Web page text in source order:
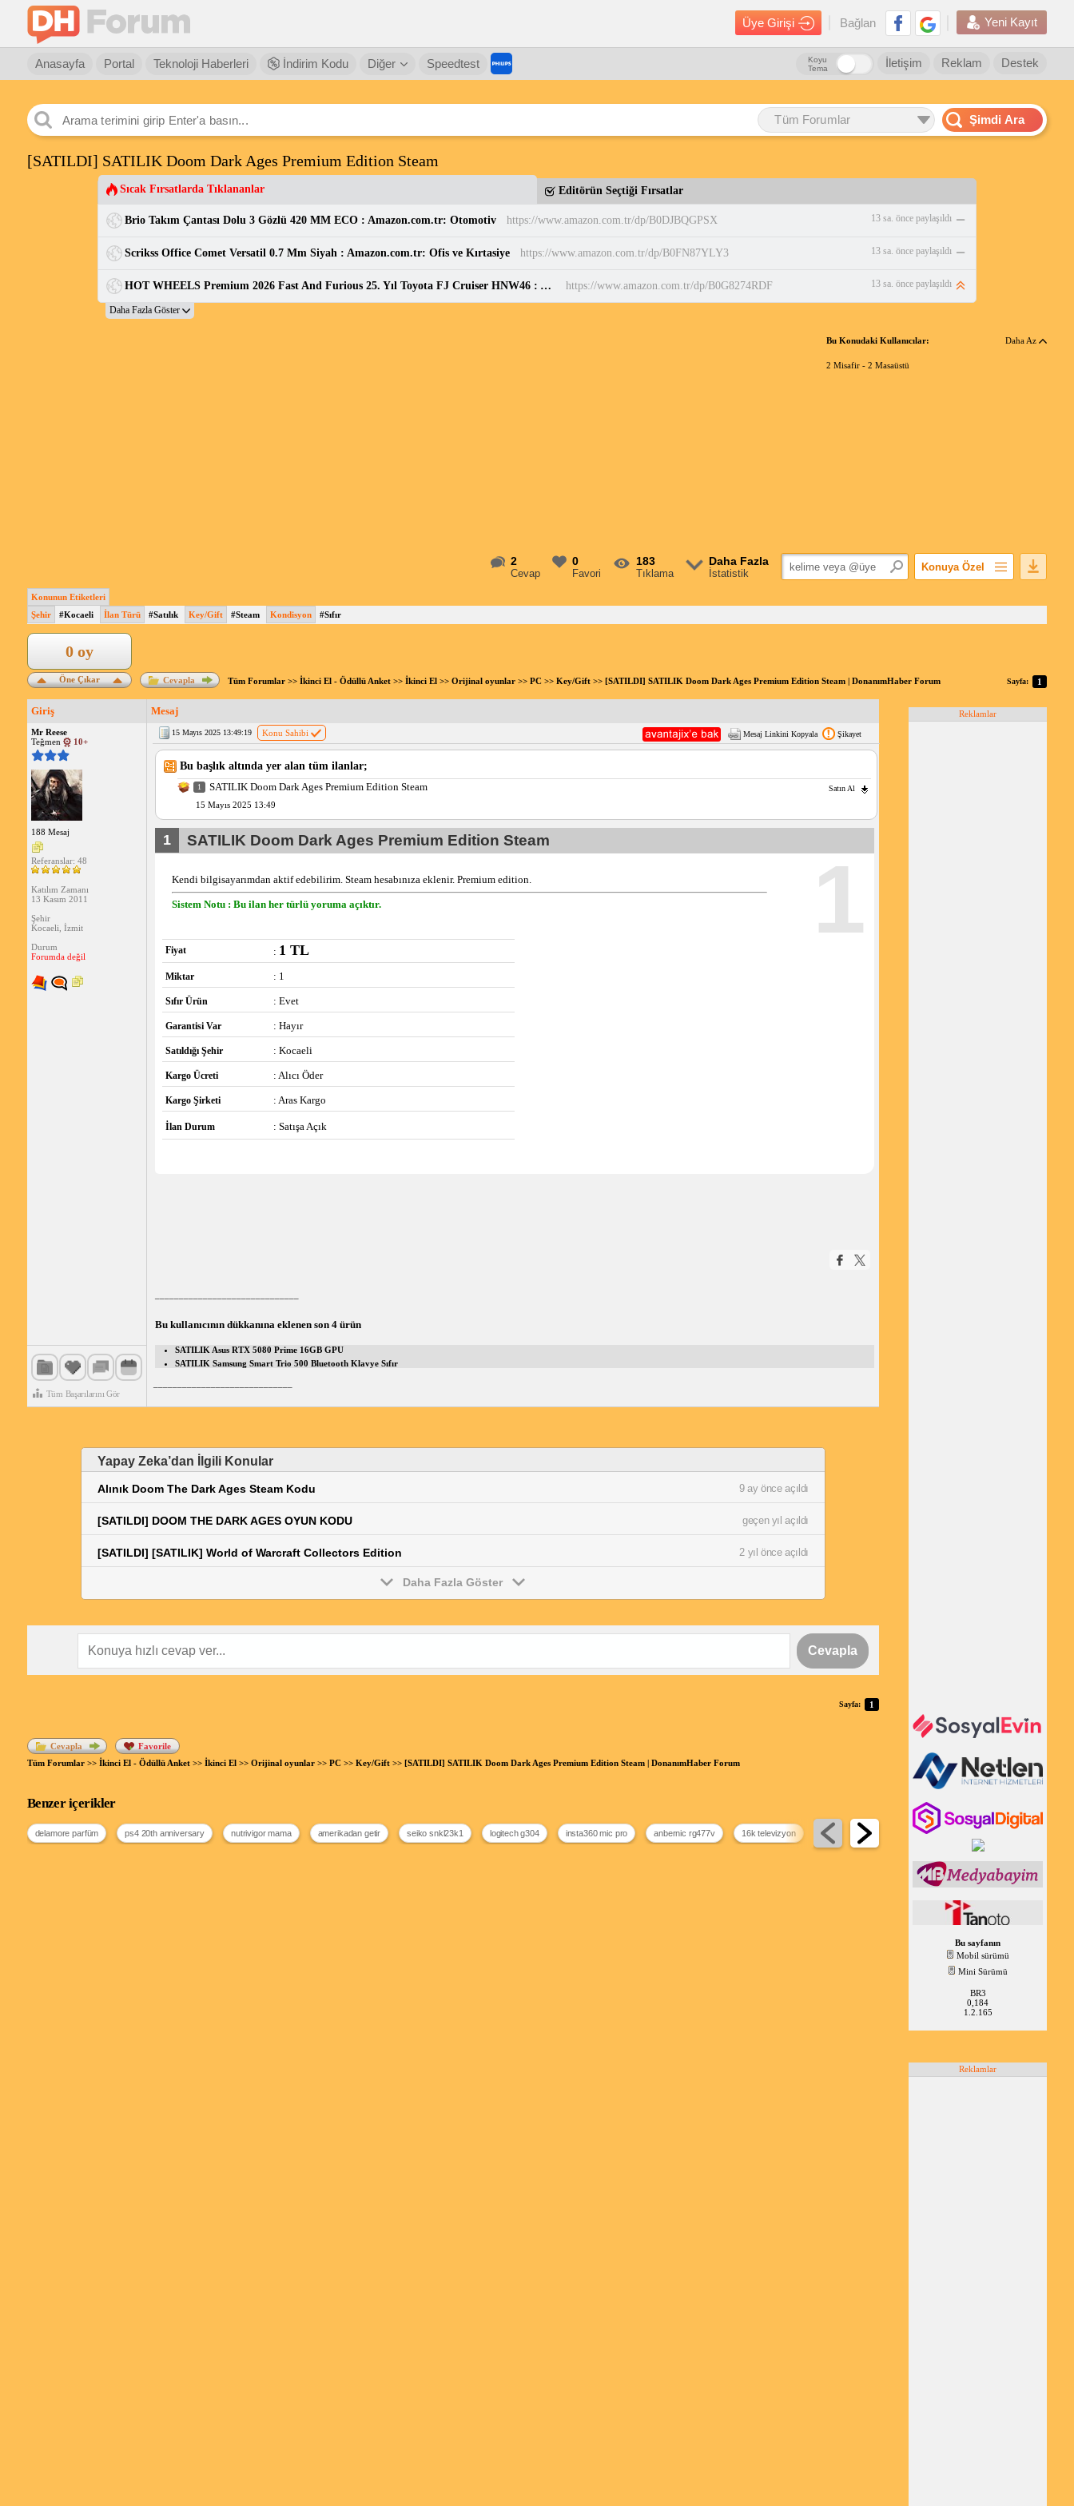
Üye Girişi Bağlan Yeni Kayıt
Anasayfa Portal Teknoloji Haberleri İndirim Kodu Diğer Speedtest Destek
Reklam
İletişim
Koyu
Tema
Tüm Forumlar Şimdi Ara
[SATILDI] SATILIK Doom Dark Ages Premium Edition Steam
Sıcak Fırsatlarda Tıklananlar Editörün Seçtiği Fırsatlar
Brio Takım Çantası Dolu 3 Gözlü 420 MM ECO : Amazon.com.tr: Otomotiv https://www.amazon.com.tr/dp/B0DJBQGPSX 13 sa. önce paylaşıldı
Scrikss Office Comet Versatil 0.7 Mm Siyah : Amazon.com.tr: Ofis ve Kırtasiye https://www.amazon.com.tr/dp/B0FN87YLY3 13 sa. önce paylaşıldı
HOT WHEELS Premium 2026 Fast And Furious 25. Yıl Toyota FJ Cruiser HNW46 : Amazon.com.tr: Oyuncak https://www.amazon.com.tr/dp/B0G8274RDF 13 sa. önce paylaşıldı
Bu Konudaki Kullanıcılar: Daha Az
2 Misafir - 2 Masaüstü
2
Cevap
0
Favori
183
Tıklama
Daha Fazla
İstatistik
Konuya Özel
Konuyu Gizle
Konunun Etiketleri
Şehir
#Kocaeli İlan Türü #Satılık Key/Gift #Steam Kondisyon #Sıfır
Öne Çıkar
0 oy
Cevapla Tüm Forumlar>> İkinci El - Ödüllü Anket>> İkinci El>> Orijinal oyunlar>> PC>> Key/Gift>> [SATILDI] SATILIK Doom Dark Ages Premium Edition Steam | DonanımHaber Forum Sayfa: 1
Giriş Mesaj
Mr Reese
Teğmen
10+
188 Mesaj
Referanslar: 48
Katılım Zamanı
13 Kasım 2011
Şehir
Kocaeli, İzmit
Durum
Forumda değil
Tüm Başarılarını Gör
15 Mayıs 2025 13:49:19 Konu Sahibi Mesaj Linkini Kopyala Şikayet
Bu başlık altında yer alan tüm ilanlar;
1 SATILIK Doom Dark Ages Premium Edition Steam Satın Al
15 Mayıs 2025 13:49
1
1 SATILIK Doom Dark Ages Premium Edition Steam
Kendi bilgisayarımdan aktif edebilirim. Steam hesabınıza eklenir. Premium edition.
Sistem Notu : Bu ilan her türlü yoruma açıktır.
Fiyat : 1 TL
Miktar : 1
Sıfır Ürün : Evet
Garantisi Var : Hayır
Satıldığı Şehir : Kocaeli
Kargo Ücreti : Alıcı Öder
Kargo Şirketi : Aras Kargo
İlan Durum : Satışa Açık
Bu kullanıcının dükkanına eklenen son 4 ürün
SATILIK Asus RTX 5080 Prime 16GB GPU
SATILIK Samsung Smart Trio 500 Bluetooth Klavye Sıfır
Yapay Zeka’dan İlgili Konular
Alınık Doom The Dark Ages Steam Kodu 9 ay önce açıldı
[SATILDI] DOOM THE DARK AGES OYUN KODU geçen yıl açıldı
[SATILDI] [SATILIK] World of Warcraft Collectors Edition 2 yıl önce açıldı
Daha Fazla Göster
Cevapla
Sayfa: 1
Cevapla
Favorile
Tüm Forumlar>> İkinci El - Ödüllü Anket>> İkinci El>> Orijinal oyunlar>> PC>> Key/Gift>> [SATILDI] SATILIK Doom Dark Ages Premium Edition Steam | DonanımHaber Forum
Benzer içerikler
delamore parfüm ps4 20th anniversary nutrivigor mama amerikadan getir seiko snkl23k1 logitech g304 insta360 mic pro anbernic rg477v 16k televizyon steam konsol
Reklamlar
Bu sayfanın
Mobil sürümü
Mini Sürümü
BR3
0,184
1.2.165
Reklamlar